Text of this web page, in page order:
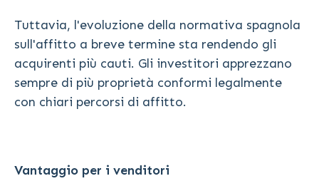
Tuttavia, l'evoluzione della normativa spagnola
sull'affitto a breve termine sta rendendo gli
acquirenti più cauti. Gli investitori apprezzano
sempre di più proprietà conformi legalmente
con chiari percorsi di affitto.
Vantaggio per i venditori